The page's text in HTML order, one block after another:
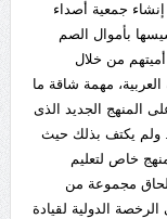
جمعية أصداء
بأموال الصم
من خلال
مهمة شاقة ما
المنهج الجديد الذى
ولم يكتف بذلك حيث
خاص لتعليم
مجموعة من
الدولية لقيادة